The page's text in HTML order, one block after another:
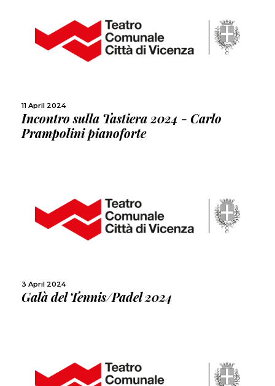
11 April 2024
Incontro sulla Tastiera 2024 - Carlo
Prampolini pianoforte
MORE
3 April 2024
Galà del Tennis/Padel 2024
MORE